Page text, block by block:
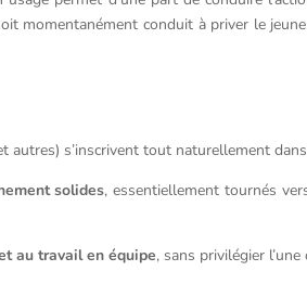
momentanément conduit à priver le
autres) s’inscrivent tout naturellement
solides, essentiellement tournés
au travail en équipe, sans privilégier l’une